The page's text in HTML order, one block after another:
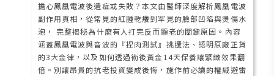
擔心鳳凰電波後遺症或失敗？本文由醫師深度解析鳳凰電波
副作用真相，從常見的紅腫乾癢到罕見的臉部凹陷與燙傷水
泡， 完整揭秘為什麼有人打完反而顯老的關鍵原因。內容
涵蓋鳳凰電波與音波的『捏肉測試』挑選法、認明原廠正貨
的3大金律，以及如何透過術後黃金14天保養讓緊緻效果翻
倍。別讓昂貴的抗老投資變成後悔，施作前必讀的權威避雷